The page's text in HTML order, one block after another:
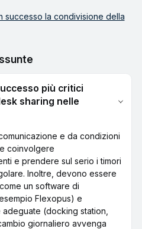
successo la condivisione della
più critici
sharing nelle
e da condizioni
coinvolgere
e prendere sul serio i timori
Inoltre, devono essere
un software di
Flexopus) e
(docking station,
giornaliero avvenga